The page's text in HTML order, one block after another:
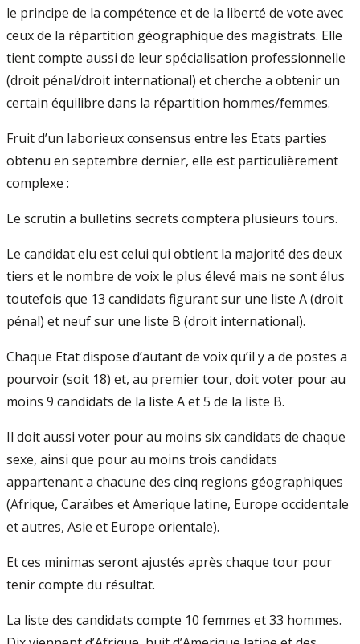
le principe de la compétence et de la liberté de vote avec
ceux de la répartition géographique des magistrats. Elle
tient compte aussi de leur spécialisation professionnelle
(droit pénal/droit international) et cherche a obtenir un
certain équilibre dans la répartition hommes/femmes.
Fruit d’un laborieux consensus entre les Etats parties
obtenu en septembre dernier, elle est particulièrement
complexe :
Le scrutin a bulletins secrets comptera plusieurs tours.
Le candidat elu est celui qui obtient la majorité des deux
tiers et le nombre de voix le plus élevé mais ne sont élus
toutefois que 13 candidats figurant sur une liste A (droit
pénal) et neuf sur une liste B (droit international).
Chaque Etat dispose d’autant de voix qu’il y a de postes a
pourvoir (soit 18) et, au premier tour, doit voter pour au
moins 9 candidats de la liste A et 5 de la liste B.
Il doit aussi voter pour au moins six candidats de chaque
sexe, ainsi que pour au moins trois candidats
appartenant a chacune des cinq regions géographiques
(Afrique, Caraïbes et Amerique latine, Europe occidentale
et autres, Asie et Europe orientale).
Et ces minimas seront ajustés après chaque tour pour
tenir compte du résultat.
La liste des candidats compte 10 femmes et 33 hommes.